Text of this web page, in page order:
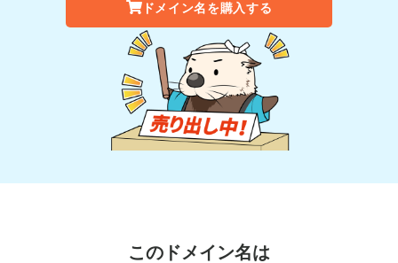
ドメイン名を購入する
このドメイン名は